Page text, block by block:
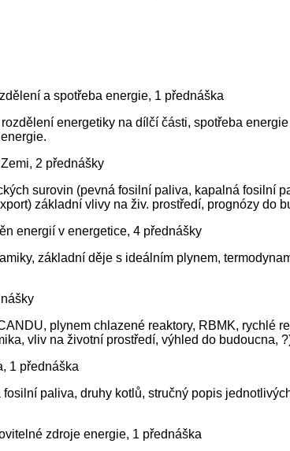
a spotřeba energie, 1 přednáška
energetiky na dílčí části, spotřeba
2 přednášky
surovin (pevná fosilní paliva, kapalná fosilní
základní vlivy na živ. prostředí, prognózy do
energií v energetice, 4 přednášky
základní děje s ideálním plynem,
plynem chlazené reaktory, RBMK, rychlé
vliv na životní prostředí, výhled do budoucna,
1 přednáška
paliva, druhy kotlů, stručný popis
zdroje energie, 1 přednáška